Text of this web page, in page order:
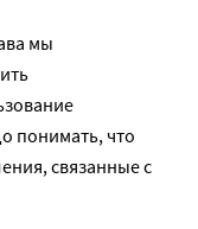
мы
понимать, что
связанные с